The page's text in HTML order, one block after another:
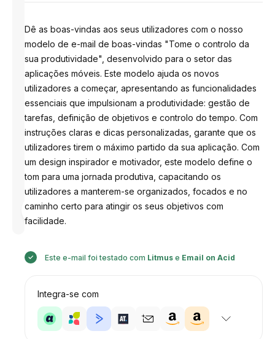
Desenhado
por
Anastasiia
Dê as boas-vindas aos seus utilizadores com o nosso
modelo de e-mail de boas-vindas "Tome o controlo da
sua produtividade", desenvolvido para o setor das
aplicações móveis. Este modelo ajuda os novos
utilizadores a começar, apresentando as funcionalidades
essenciais que impulsionam a produtividade: gestão de
tarefas, definição de objetivos e controlo do tempo. Com
instruções claras e dicas personalizadas, garante que os
utilizadores tirem o máximo partido da sua aplicação. Com
um design inspirador e motivador, este modelo define o
tom para uma jornada produtiva, capacitando os
utilizadores a manterem-se organizados, focados e no
caminho certo para atingir os seus objetivos com
facilidade.
Este e-mail foi testado com Litmuse Email on Acid
Integra-se com